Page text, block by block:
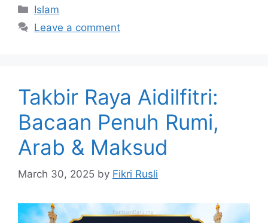
Categories
Islam
Leave a comment
Takbir Raya Aidilfitri:
Bacaan Penuh Rumi,
Arab & Maksud
March 30, 2025 by Fikri Rusli